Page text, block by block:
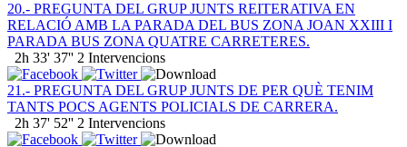
20.- PREGUNTA DEL GRUP JUNTS REITERATIVA EN
RELACIÓ AMB LA PARADA DEL BUS ZONA JOAN XXIII I
PARADA BUS ZONA QUATRE CARRETERES.
2h 33' 37'' 2 Intervencions
21.- PREGUNTA DEL GRUP JUNTS DE PER QUÈ TENIM
TANTS POCS AGENTS POLICIALS DE CARRERA.
2h 37' 52'' 2 Intervencions